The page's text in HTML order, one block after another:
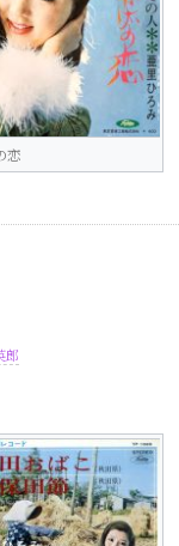
恋
郎